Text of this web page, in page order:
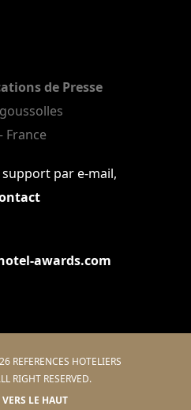
de Presse
France
par e-mail,
awards.com
REFERENCES HOTELIERS
RIGHT RESERVED.
LE HAUT